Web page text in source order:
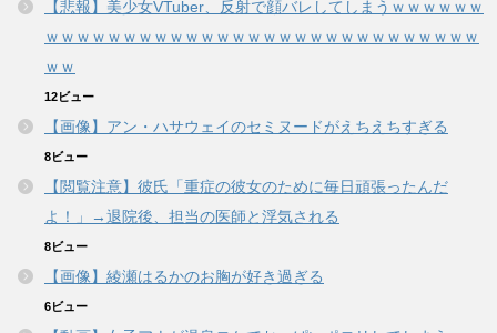
【悲報】美少女VTuber、反射で顔バレしてしまうｗｗｗｗｗｗ
ｗｗｗｗｗｗｗｗｗｗｗｗｗｗｗｗｗｗｗｗｗｗｗｗｗｗｗｗ
ｗｗ
12ビュー
【画像】アン・ハサウェイのセミヌードがえちえちすぎる
8ビュー
【閲覧注意】彼氏「重症の彼女のために毎日頑張ったんだ
よ！」→退院後、担当の医師と浮気される
8ビュー
【画像】綾瀬はるかのお胸が好き過ぎる
6ビュー